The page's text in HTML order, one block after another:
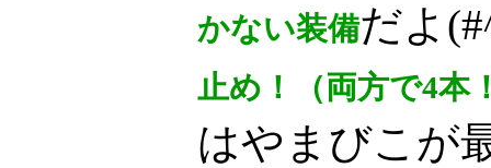
かない装備だよ
止め！（両方で4本
はやまびこが